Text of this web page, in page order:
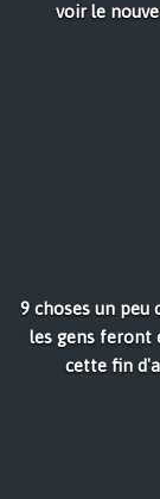
voir le
9 choses un peu
les gens feront
cette fin